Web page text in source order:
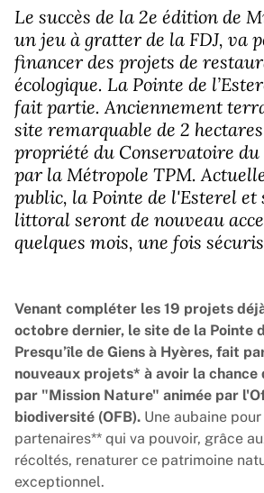
Le succès de la 2e édition de
un jeu à gratter de la FDJ, va
financer des projets de
écologique. La Pointe de
fait partie. Anciennement
site remarquable de 2
propriété du Conservatoire
par la Métropole TPM.
public, la Pointe de l'Esterel et
littoral seront de nouveau
quelques mois, une fois
Venant compléter les 19 projets
octobre dernier, le site de la Pointe
Presqu’île de Giens à Hyères, fait
nouveaux projets* à avoir la chance
par "Mission Nature" animée par l'
biodiversité (OFB). Une aubaine
partenaires** qui va pouvoir, grâce
récoltés, renaturer ce patrimoine
exceptionnel.